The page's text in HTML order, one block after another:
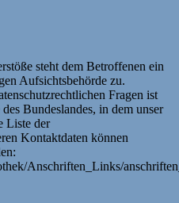
steht dem Betroffenen ein
Aufsichtsbehörde zu.
Fragen ist
Bundeslandes, in dem unser
Liste der
Kontaktdaten können
Anschriften_Links/